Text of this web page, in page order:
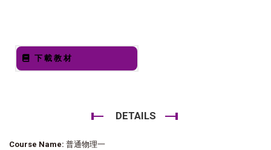
下載教材
DETAILS
Course Name: 普通物理一